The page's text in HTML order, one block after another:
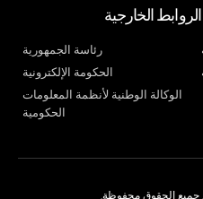
الروابط الخارجية
رئاسة الجمهورية
الحكومة الإلكترونية
الوكالة الوطنية لأنظمة المعلومات
الحكومية
جميع الحقوق محفوظة.